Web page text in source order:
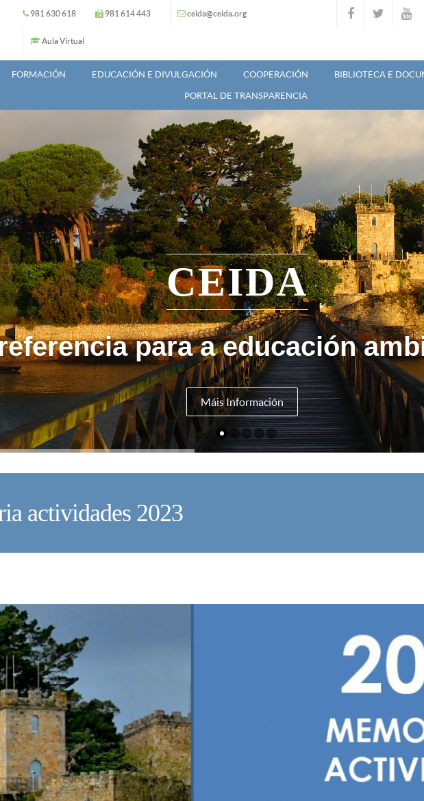
981 630 618 981 614 443 ceida@ceida.org
Aula Virtual
FORMACIÓN EDUCACIÓN E DIVULGACIÓN COOPERACIÓN BIBLIOTECA E
PORTAL DE TRANSPARENCIA
para a educación
Máis Información
CEIDA
actividades 2023